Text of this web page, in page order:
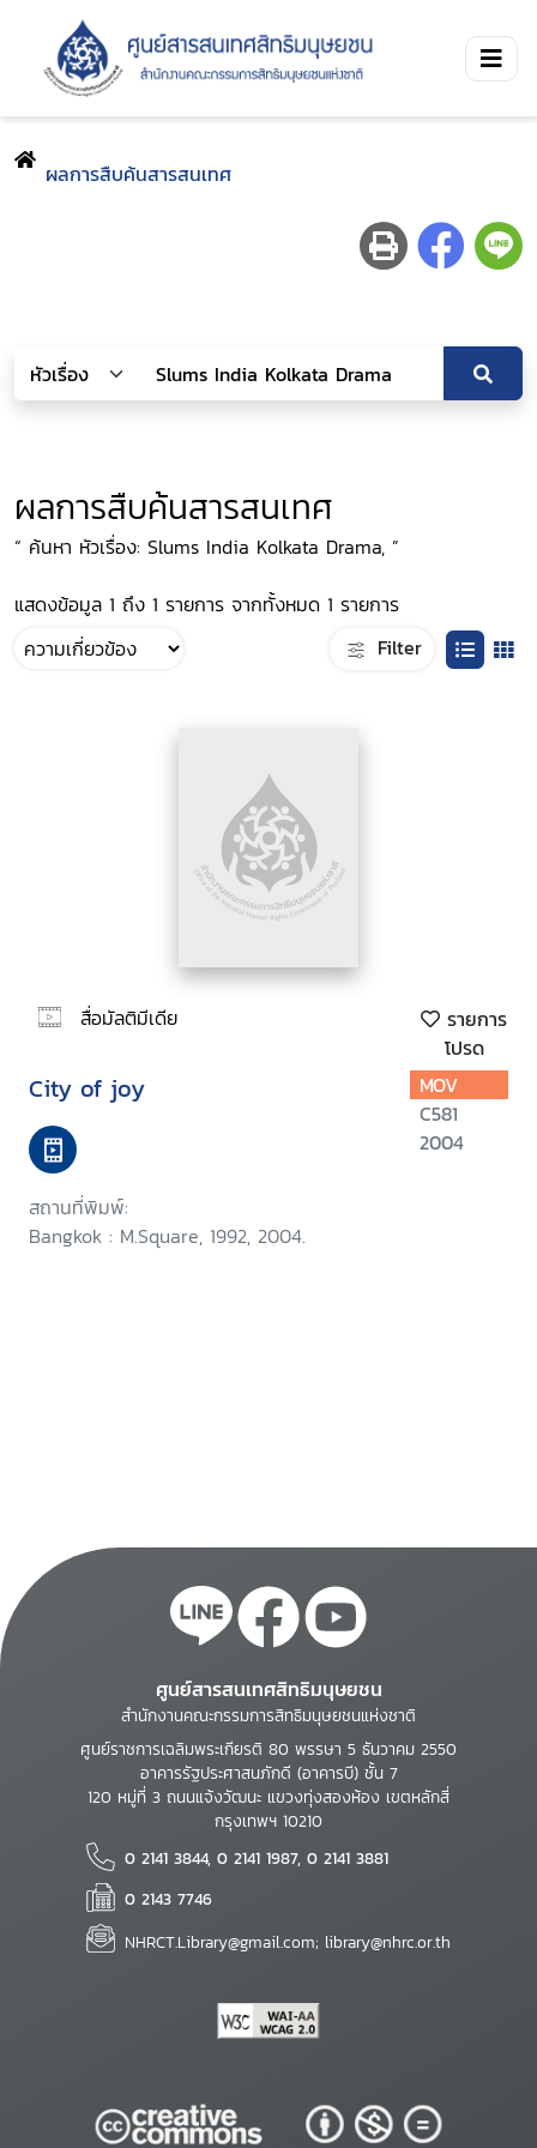
ผลการสืบค้นสารสนเทศ
ผลการสืบค้นสารสนเทศ
“ ค้นหา หัวเรื่อง: Slums India Kolkata Drama, ”
แสดงข้อมูล 1 ถึง 1 รายการ จากทั้งหมด 1 รายการ
Filter
สื่อมัลติมีเดีย
รายการ
โปรด
City of joy
สถานที่พิมพ์:
Bangkok : M.Square, 1992, 2004.
MOV
C581
2004
ศูนย์สารสนเทศสิทธิมนุษยชน
สำนักงานคณะกรรมการสิทธิมนุษยชนแห่งชาติ
ศูนย์ราชการเฉลิมพระเกียรติ 80 พรรษา 5 ธันวาคม 2550
อาคารรัฐประศาสนภักดี (อาคารบี) ชั้น 7
120 หมู่ที่ 3 ถนนแจ้งวัฒนะ แขวงทุ่งสองห้อง เขตหลักสี่
กรุงเทพฯ 10210
0 2141 3844, 0 2141 1987, 0 2141 3881
0 2143 7746
NHRCT.Library@gmail.com; library@nhrc.or.th